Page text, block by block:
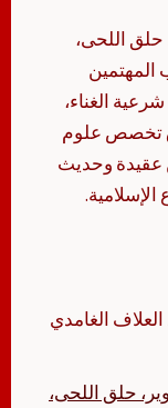
حلق اللحى،
المهتمين
الغناء،
تخصص علوم
عقيدة وحديث
الغامدي
حلق اللحى،